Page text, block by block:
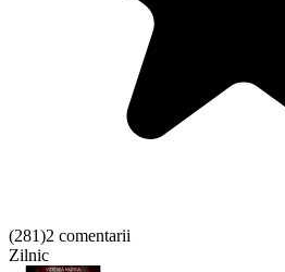
(281)2 comentarii
Zilnic